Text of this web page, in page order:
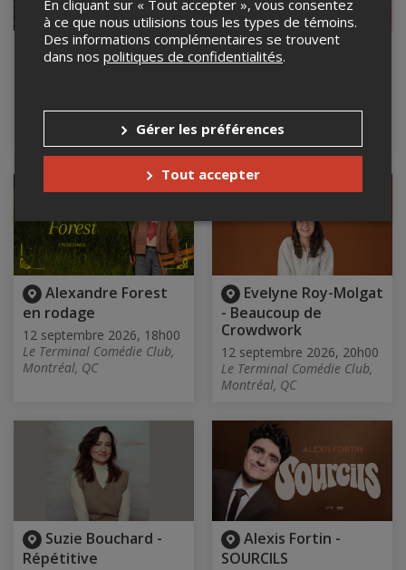
Jean-Michel Elie -
Rodage
Le Terminal Comédie Club,
Cathy Gauthier- en
rodage
Montréal, QC
Alexandre Forest
en rodage
12 septembre 2026, 18h00
Le Terminal Comédie Club,
Montréal, QC
Evelyne Roy-Molgat
- Beaucoup de
Crowdwork
12 septembre 2026, 20h00
Le Terminal Comédie Club,
Montréal, QC
Suzie Bouchard -
Répétitive
Alexis Fortin -
SOURCILS
En cliquant sur « Tout accepter », vous consentez
à ce que nous utilisions tous les types de témoins.
Des informations complémentaires se trouvent
dans nos politiques de confidentialités.
Gérer les préférences
Tout accepter